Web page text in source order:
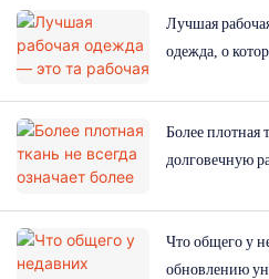
Лучшая
одежда, о
Более плотная
долговечную
Что общего у
обновлению